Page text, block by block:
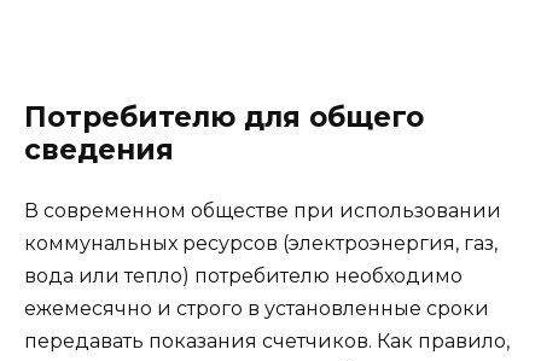
Потребителю для общего
сведения
В современном обществе при использовании
коммунальных ресурсов (электроэнергия, газ,
вода или тепло) потребителю необходимо
ежемесячно и строго в установленные сроки
передавать показания счетчиков. Как правило,